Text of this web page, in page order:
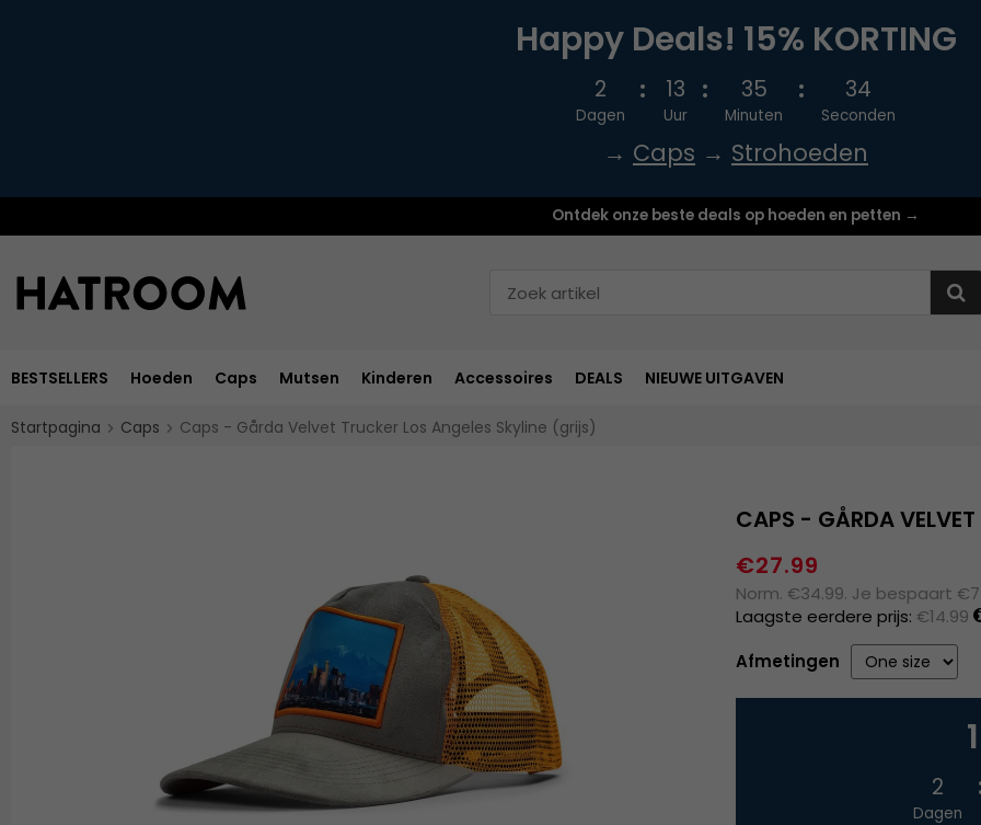
Happy Deals! 15% KORTING
2
Dagen
13
Uur
35
Minuten
33
Seconden
→ Caps → Strohoeden
Ontdek onze beste deals op hoeden en petten →
BESTSELLERS Hoeden Caps Mutsen Kinderen Accessoires DEALS NIEUWE UITGAVEN
Startpagina Caps Caps - Gårda Velvet Trucker Los Angeles Skyline (grijs)
CAPS - GÅRDA VELVET
€27.99
Norm. €34.99. Je bespaart €7
Laagste eerdere prijs: €14.99
Afmetingen
2
Dagen